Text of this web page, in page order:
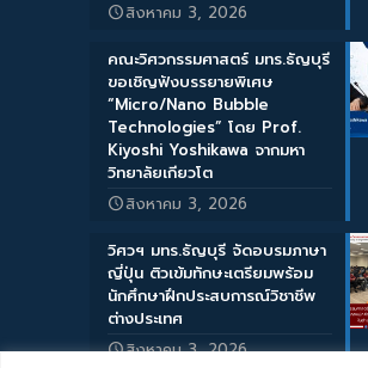
สิงหาคม 3, 2026
คณะวิศวกรรมศาสตร์ มทร.ธัญบุรี
ขอเชิญฟังบรรยายพิเศษ
“Micro/Nano Bubble
Technologies” โดย Prof.
Kiyoshi Yoshikawa จากมหา
วิทยาลัยเกียวโต
สิงหาคม 3, 2026
วิศวฯ มทร.ธัญบุรี จัดอบรมภาษา
ญี่ปุ่น ติวเข้มทักษะเตรียมพร้อม
นักศึกษาฝึกประสบการณ์วิชาชีพ
ต่างประเทศ
สิงหาคม 3, 2026